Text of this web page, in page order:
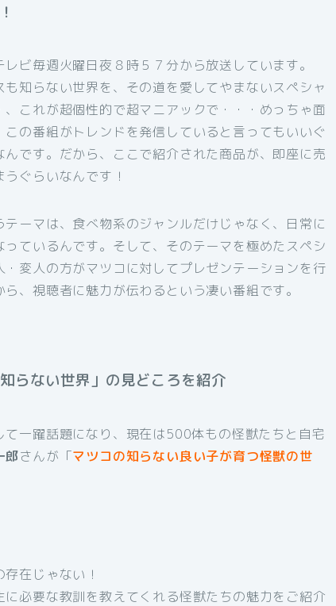
レビ毎週火曜日夜８時５７分から放送しています。
知らない世界を、その道を愛してやまないスペシャ
これが超個性的で超マニアックで・・・めっちゃ面
の番組がトレンドを発信していると言ってもいいぐ
です。だから、ここで紹介された商品が、即座に売
ぐらいなんです！
テーマは、食べ物系のジャンルだけじゃなく、日常に
ているんです。そして、そのテーマを極めたスペシ
変人の方がマツコに対してプレゼンテーションを行
、視聴者に魅力が伝わるという凄い番組です。
らない世界」の見どころを紹介
て一躍話題になり、現在は500体もの怪獣たちと自宅
郎さんが「マツコの知らない良い子が育つ怪獣の世
在じゃない！
必要な教訓を教えてくれる怪獣たちの魅力をご紹介